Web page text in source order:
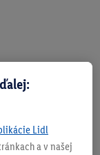
Lidl
a v našej